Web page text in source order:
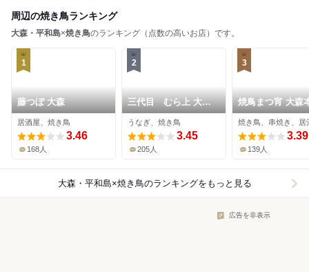
周辺の焼き鳥ランキング
大森・平和島×焼き鳥のランキング（点数の高いお店）です。
1
藤つぼ 大森
居酒屋、焼き鳥
3.46
168人
2
三代目 むら上 大森
山王店
うなぎ、焼き鳥
3.45
205人
3
焼鳥まつ宵 大森
焼き鳥、串焼き、居
3.39
139人
大森・平和島×焼き鳥のランキングをもっと見る
広告を非表示